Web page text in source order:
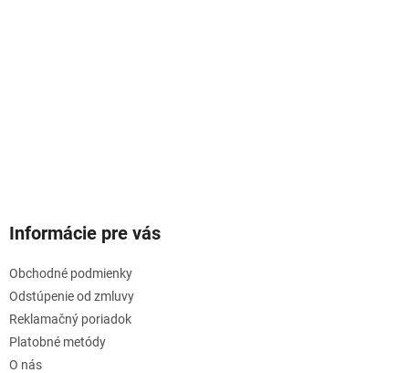
Informácie pre vás
Obchodné podmienky
Odstúpenie od zmluvy
Reklamačný poriadok
Platobné metódy
O nás